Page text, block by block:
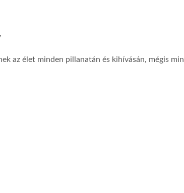
az élet minden pillanatán és kihívásán, mégis